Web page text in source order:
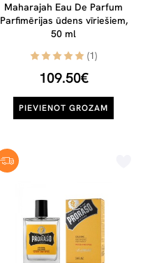
Maharajah Eau De Parfum
Parfimērijas ūdens vīriešiem,
50 ml
(1)
109.50€
PIEVIENOT GROZAM